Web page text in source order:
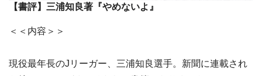
【書評】三浦知良著『やめないよ』
＜＜内容＞＞
現役最年長のJリーガー、三浦知良選手。新聞に連載され